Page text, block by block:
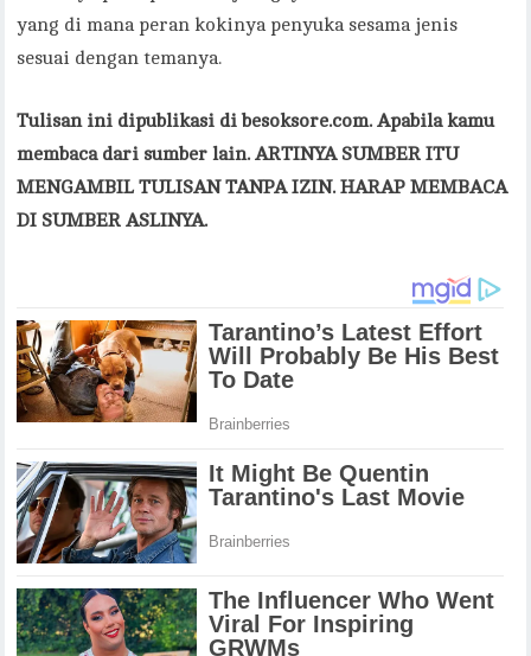
yang di mana peran kokinya penyuka sesama jenis
sesuai dengan temanya.
Tulisan ini dipublikasi di besoksore.com. Apabila kamu
membaca dari sumber lain. ARTINYA SUMBER ITU
MENGAMBIL TULISAN TANPA IZIN. HARAP MEMBACA
DI SUMBER ASLINYA.